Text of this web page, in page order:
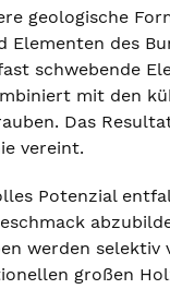
geologische
Elementen des
schwebende
mit den
Das
vereint.
Potenzial
werden selektiv
großen